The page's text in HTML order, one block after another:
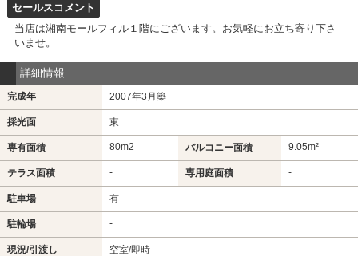
セールスコメント
当店は湘南モールフィル１階にございます。お気軽にお立ち寄り下さ
いませ。
詳細情報
完成年 2007年3月築
採光面 東
専有面積 80m2 バルコニー面積 9.05m²
テラス面積 - 専用庭面積 -
駐車場 有
駐輪場 -
現況/引渡し 空室/即時